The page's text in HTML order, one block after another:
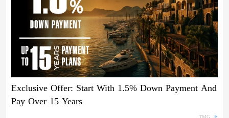
Exclusive Offer: Start With 1.5% Down Payment And
Pay Over 15 Years